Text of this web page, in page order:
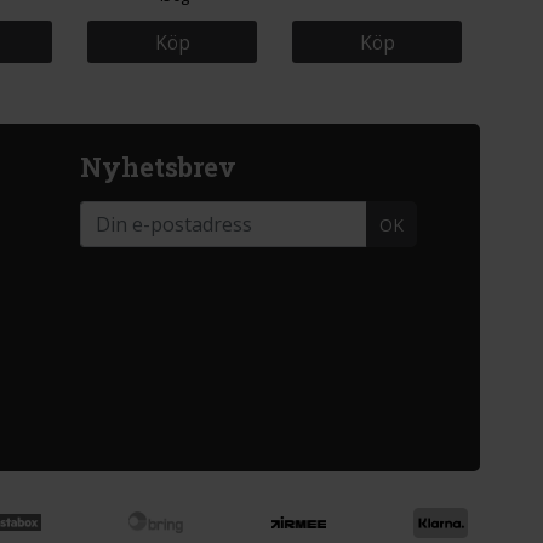
Köp Köp
Nyhetsbrev
OK